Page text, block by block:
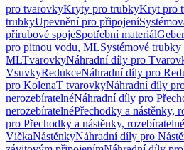
pro tvarovkyKryty pro trubkyKryt pro
trubkyUpevnění pro připojení
přírubové spojeSpotřební materiál
pro pitnou vodu, MLSystémové
MLTvarovkyNáhradní díly pro
VsuvkyRedukceNáhradní díly pro
pro KolenaT tvarovkyNáhradní díly
nerozebíratelnéNáhradní díly pro
nerozebíratelnéPřechodky a nástěnky,
pro Přechodky a nástěnky, rozebíratelné
VíčkaNástěnkyNáhradní díly pro